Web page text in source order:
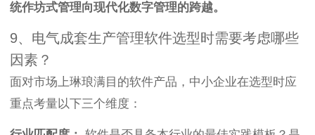
统作坊式管理向现代化数字管理的跨越。
9、电气成套生产管理软件选型时需要考虑哪些
因素？
面对市场上琳琅满目的软件产品，中小企业在选型时应
重点考量以下三个维度：